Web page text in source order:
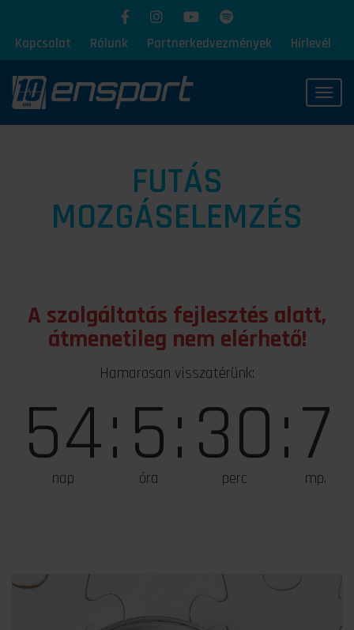
Kapcsolat Rólunk Partnerkedvezmények Hírlevél
FUTÁS
MOZGÁSELEMZÉS
A szolgáltatás fejlesztés alatt,
átmenetileg nem elérhető!
Hamarosan visszatérünk:
54
nap :5
óra :30
perc :6
mp.